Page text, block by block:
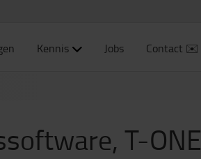
Kennis Jobs Contact ✉️
T-ONE